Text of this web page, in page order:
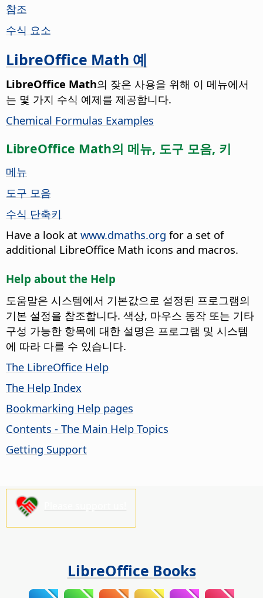
참조
수식 요소
LibreOffice Math 예
LibreOffice Math의 잦은 사용을 위해 이 메뉴에서
는 몇 가지 수식 예제를 제공합니다.
Chemical Formulas Examples
LibreOffice Math의 메뉴, 도구 모음, 키
메뉴
도구 모음
수식 단축키
Have a look at www.dmaths.org for a set of
additional LibreOffice Math icons and macros.
Help about the Help
도움말은 시스템에서 기본값으로 설정된 프로그램의
기본 설정을 참조합니다. 색상, 마우스 동작 또는 기타
구성 가능한 항목에 대한 설명은 프로그램 및 시스템
에 따라 다를 수 있습니다.
The LibreOffice Help
The Help Index
Bookmarking Help pages
Contents - The Main Help Topics
Getting Support
LibreOffice Books